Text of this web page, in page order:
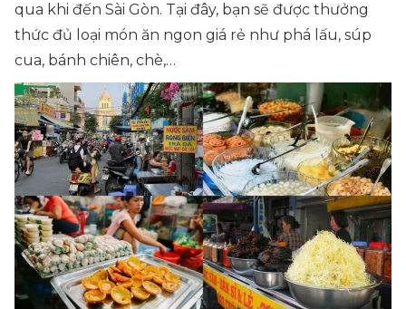
qua khi đến Sài Gòn. Tại đây, bạn sẽ được thưởng
thức đủ loại món ăn ngon giá rẻ như phá lấu, súp
cua, bánh chiên, chè,…